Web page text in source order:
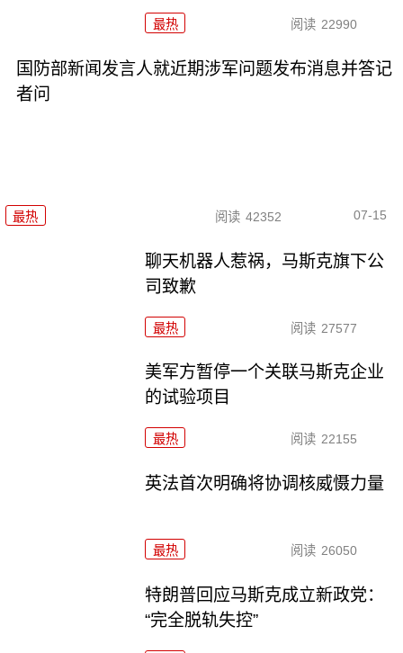
最热 阅读 22990
国防部新闻发言人就近期涉军问题发布消息并答记
者问
最热 阅读 42352 07-15
聊天机器人惹祸，马斯克旗下公
司致歉
最热 阅读 27577
美军方暂停一个关联马斯克企业
的试验项目
最热 阅读 22155
英法首次明确将协调核威慑力量
最热 阅读 26050
特朗普回应马斯克成立新政党：
“完全脱轨失控”